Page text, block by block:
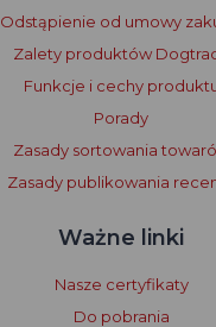
Odstąpienie od umowy
Zalety produktów
Funkcje i cechy
Porady
Zasady sortowania
Zasady publikowania
Ważne linki
Nasze certyfikaty
Do pobrania